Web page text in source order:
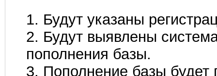
1. Будут указаны
2. Будут выявлены
пополнения базы.
3. Пополнение базы будет